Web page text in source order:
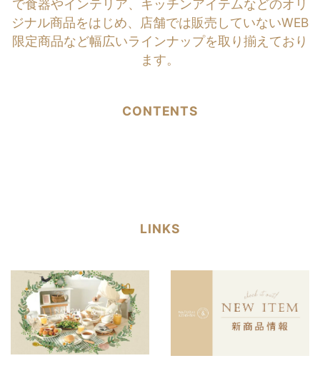
で食器やインテリア、キッチンアイテムなどのオリ
ジナル商品をはじめ、店舗では販売していないWEB
限定商品など幅広いラインナップを取り揃えており
ます。
CONTENTS
LINKS